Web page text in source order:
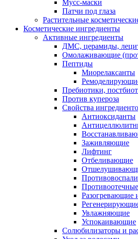
Мусс-маски
Патчи под глаза
Растительные
Косметические ингредиенты
Активные ингредиенты
ДМС, церамиды,
Омолаживающие
Пептиды
Миорелаксанты
Пребиотики,
Против купероза
Свойства
Антиоксиданты
Заживляющие
Лифтинг
Отбеливающие
Разогревающие
Увлажняющие
Успокаивающие
Солюбилизаторы и